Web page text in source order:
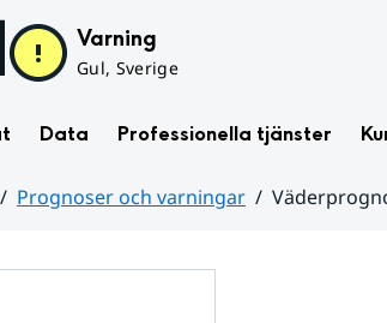
Varning
Gul, Sverige
Data Professionella tjänster
Prognoser och varningar
för
varningar